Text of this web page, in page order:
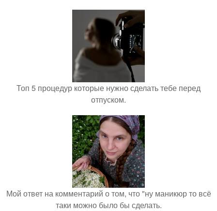
Топ 5 процедур которые нужно сделать тебе перед
отпуском.
Мой ответ на комментарий о том, что "ну маникюр то всё
таки можно было бы сделать.